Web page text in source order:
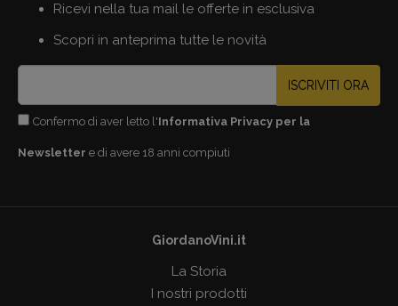
Ricevi nella tua mail le offerte in esclusiva
Scopri in anteprima tutte le novità
ISCRIVITI ORA
Confermo di aver letto l'Informativa Privacy per la
Newsletter e di avere 18 anni compiuti
GiordanoVini.it
La Storia
I nostri prodotti